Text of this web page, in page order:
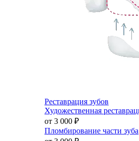
Реставрация зубов
Художественная
от 3 000 ₽
Пломбирование части зуба